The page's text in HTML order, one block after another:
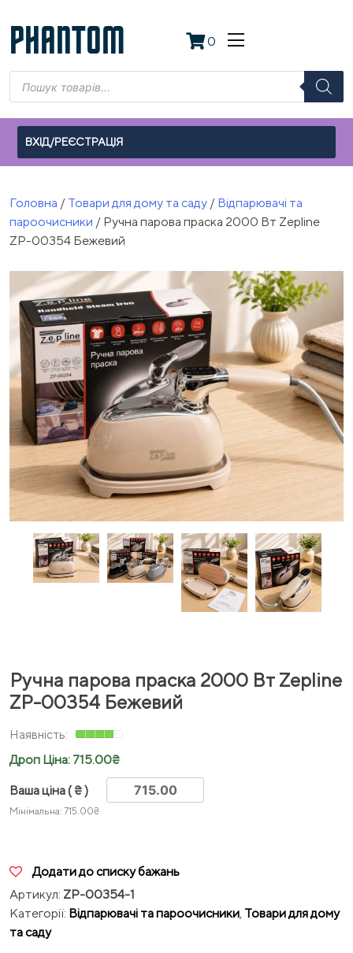
to
content
PHANTOM 0
Пошук
товарів
ВХІД/РЕЄСТРАЦІЯ
Головна / Товари для дому та саду / Відпарювачі та
пароочисники / Ручна парова праска 2000 Вт Zepline
ZP-00354 Бежевий
Ручна парова праска 2000 Вт Zepline
ZP-00354 Бежевий
Дроп Ціна: 715.00₴
Ваша ціна( ₴ )
Мінімальна: 715.00₴
Додати до списку бажань
Артикул: ZP-00354-1
Категорії: Відпарювачі та пароочисники, Товари для дому
та саду